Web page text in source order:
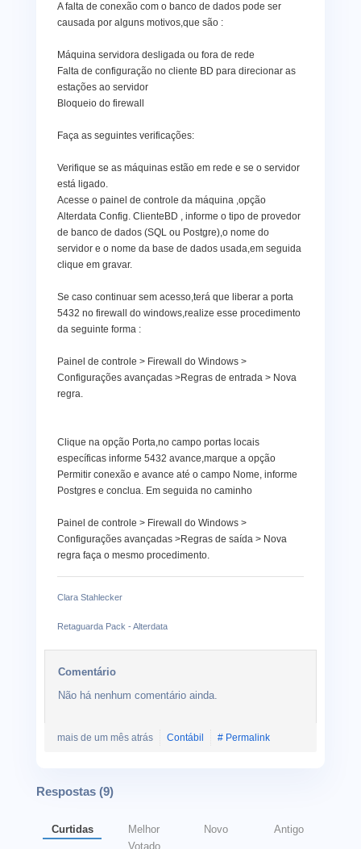
A falta de conexão com o banco de dados pode ser
causada por alguns motivos,que são :
Máquina servidora desligada ou fora de rede
Falta de configuração no cliente BD para direcionar as
estações ao servidor
Bloqueio do firewall
Faça as seguintes verificações:
Verifique se as máquinas estão em rede e se o servidor
está ligado.
Acesse o painel de controle da máquina ,opção
Alterdata Config. ClienteBD , informe o tipo de provedor
de banco de dados (SQL ou Postgre),o nome do
servidor e o nome da base de dados usada,em seguida
clique em gravar.
Se caso continuar sem acesso,terá que liberar a porta
5432 no firewall do windows,realize esse procedimento
da seguinte forma :
Painel de controle > Firewall do Windows >
Configurações avançadas >Regras de entrada > Nova
regra.
Clique na opção Porta,no campo portas locais
específicas informe 5432 avance,marque a opção
Permitir conexão e avance até o campo Nome, informe
Postgres e conclua. Em seguida no caminho
Painel de controle > Firewall do Windows >
Configurações avançadas >Regras de saída > Nova
regra faça o mesmo procedimento.
Clara Stahlecker
Retaguarda Pack - Alterdata
Comentário
Não há nenhum comentário ainda.
mais de um mês atrás Contábil # Permalink
Respostas (9)
Curtidas
Melhor
Votado
Novo Antigo